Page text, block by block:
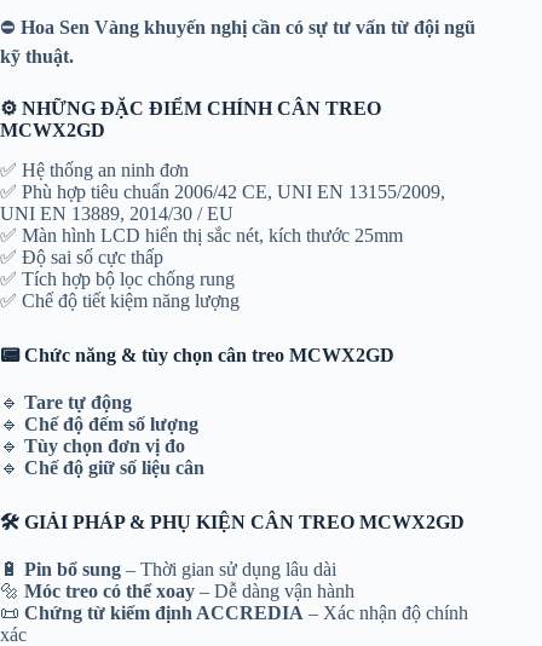
⛔ Hoa Sen Vàng khuyến nghị cần có sự tư vấn từ đội ngũ
kỹ thuật.
⚙️ NHỮNG ĐẶC ĐIỂM CHÍNH CÂN TREO
MCWX2GD
✅ Hệ thống an ninh đơn
✅ Phù hợp tiêu chuẩn 2006/42 CE, UNI EN 13155/2009,
UNI EN 13889, 2014/30 / EU
✅ Màn hình LCD hiển thị sắc nét, kích thước 25mm
✅ Độ sai số cực thấp
✅ Tích hợp bộ lọc chống rung
✅ Chế độ tiết kiệm năng lượng
📟 Chức năng & tùy chọn cân treo MCWX2GD
🔹 Tare tự động
🔹 Chế độ đếm số lượng
🔹 Tùy chọn đơn vị đo
🔹 Chế độ giữ số liệu cân
🛠️ GIẢI PHÁP & PHỤ KIỆN CÂN TREO MCWX2GD
🔋 Pin bổ sung – Thời gian sử dụng lâu dài
🔩 Móc treo có thể xoay – Dễ dàng vận hành
📜 Chứng từ kiểm định ACCREDIA – Xác nhận độ chính
xác